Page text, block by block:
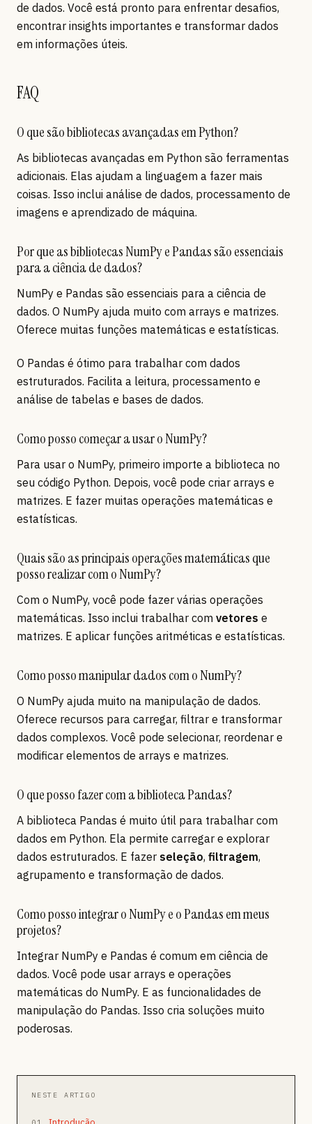
de dados. Você está pronto para enfrentar desafios,
encontrar insights importantes e transformar dados
em informações úteis.
FAQ
O que são bibliotecas avançadas em Python?
As bibliotecas avançadas em Python são ferramentas
adicionais. Elas ajudam a linguagem a fazer mais
coisas. Isso inclui análise de dados, processamento de
imagens e aprendizado de máquina.
Por que as bibliotecas NumPy e Pandas são essenciais
para a ciência de dados?
NumPy e Pandas são essenciais para a ciência de
dados. O NumPy ajuda muito com arrays e matrizes.
Oferece muitas funções matemáticas e estatísticas.
O Pandas é ótimo para trabalhar com dados
estruturados. Facilita a leitura, processamento e
análise de tabelas e bases de dados.
Como posso começar a usar o NumPy?
Para usar o NumPy, primeiro importe a biblioteca no
seu código Python. Depois, você pode criar arrays e
matrizes. E fazer muitas operações matemáticas e
estatísticas.
Quais são as principais operações matemáticas que
posso realizar com o NumPy?
Com o NumPy, você pode fazer várias operações
matemáticas. Isso inclui trabalhar com vetores e
matrizes. E aplicar funções aritméticas e estatísticas.
Como posso manipular dados com o NumPy?
O NumPy ajuda muito na manipulação de dados.
Oferece recursos para carregar, filtrar e transformar
dados complexos. Você pode selecionar, reordenar e
modificar elementos de arrays e matrizes.
O que posso fazer com a biblioteca Pandas?
A biblioteca Pandas é muito útil para trabalhar com
dados em Python. Ela permite carregar e explorar
dados estruturados. E fazer seleção, filtragem,
agrupamento e transformação de dados.
Como posso integrar o NumPy e o Pandas em meus
projetos?
Integrar NumPy e Pandas é comum em ciência de
dados. Você pode usar arrays e operações
matemáticas do NumPy. E as funcionalidades de
manipulação do Pandas. Isso cria soluções muito
poderosas.
NESTE ARTIGO